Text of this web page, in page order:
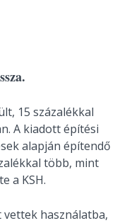
15 százalékkal
A kiadott építési
alapján építendő
több, mint
a KSH.
vettek használatba,